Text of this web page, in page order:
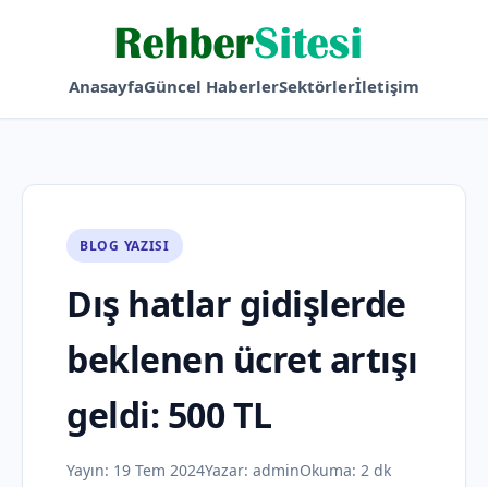
AnasayfaGüncel HaberlerSektörlerİletişim
BLOG YAZISI
Dış hatlar gidişlerde
beklenen ücret artışı
geldi: 500 TL
Yayın: 19 Tem 2024Yazar: adminOkuma: 2 dk